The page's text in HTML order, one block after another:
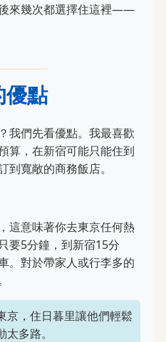
來幾次都選擇住這裡——
優點
我們先看優點。我最喜歡
算，在新宿可能只能住到
到寬敞的商務飯店。
這意味著你去東京任何熱
要5分鐘，到新宿15分
。對於帶家人或行李多的
京，住日暮里讓他們輕鬆
多路。